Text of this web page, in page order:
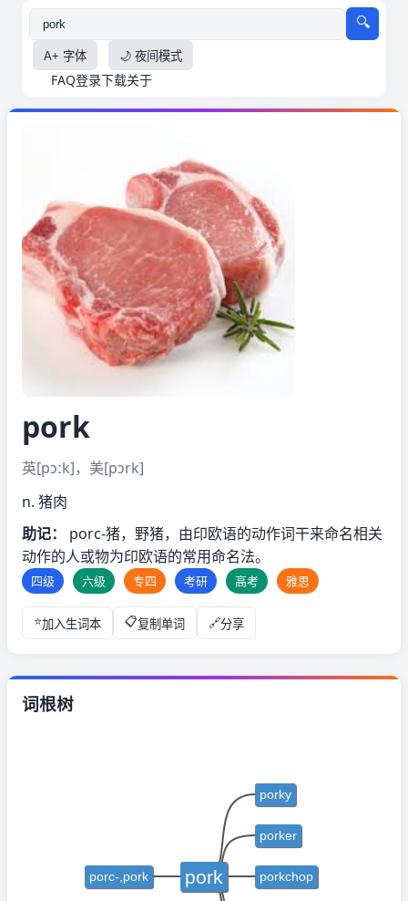
🔍
FAQ登录下载关于
A+ 字体 🌙 夜间模式
pork
英[pɔːk]，美[pɔrk]
n. 猪肉
助记：
porc-猪，野猪，由印欧语的动作词干来命名相关
动作的人或物为印欧语的常用命名法。
四级 六级 专四 考研 高考 雅思
加入生词本 复制单词 分享
词根树
pork
porc-,pork
porky
porker
porkchop